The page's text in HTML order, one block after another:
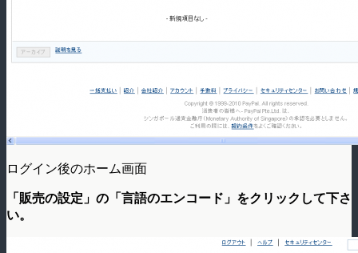
ログイン後のホーム画面
「販売の設定」の「言語のエンコード」をクリックして下さ
い。